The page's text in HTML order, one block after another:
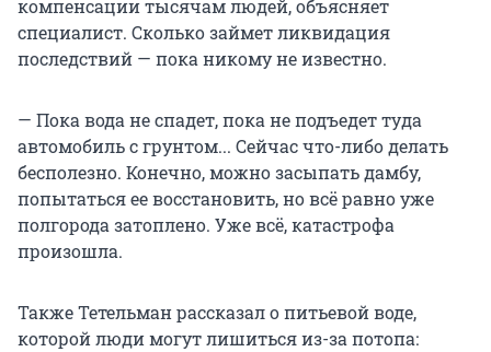
компенсации тысячам людей, объясняет
специалист. Сколько займет ликвидация
последствий — пока никому не известно.
— Пока вода не спадет, пока не подъедет туда
автомобиль с грунтом... Сейчас что-либо делать
бесполезно. Конечно, можно засыпать дамбу,
попытаться ее восстановить, но всё равно уже
полгорода затоплено. Уже всё, катастрофа
произошла.
Также Тетельман рассказал о питьевой воде,
которой люди могут лишиться из-за потопа: